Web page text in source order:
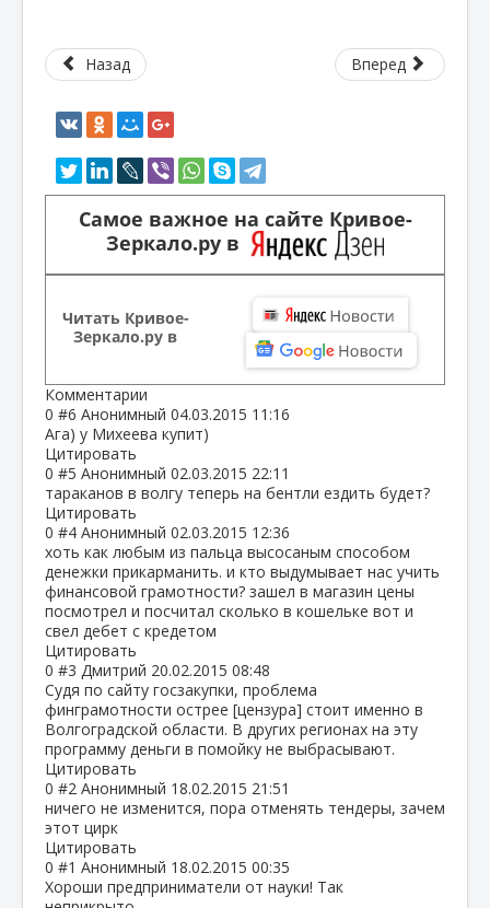
Назад Вперед
Самое важное на сайте Кривое-
Зеркало.ру в
Читать Кривое-
Зеркало.ру в
Комментарии
0 #6 Анонимный 04.03.2015 11:16
Ага) у Михеева купит)
Цитировать
0 #5 Анонимный 02.03.2015 22:11
тараканов в волгу теперь на бентли ездить будет?
Цитировать
0 #4 Анонимный 02.03.2015 12:36
хоть как любым из пальца высосаным способом
денежки прикарманить. и кто выдумывает нас учить
финансовой грамотности? зашел в магазин цены
посмотрел и посчитал сколько в кошельке вот и
свел дебет с кредетом
Цитировать
0 #3 Дмитрий 20.02.2015 08:48
Судя по сайту госзакупки, проблема
финграмотности острее [цензура] стоит именно в
Волгоградской области. В других регионах на эту
программу деньги в помойку не выбрасывают.
Цитировать
0 #2 Анонимный 18.02.2015 21:51
ничего не изменится, пора отменять тендеры, зачем
этот цирк
Цитировать
0 #1 Анонимный 18.02.2015 00:35
Хороши предприниматели от науки! Так